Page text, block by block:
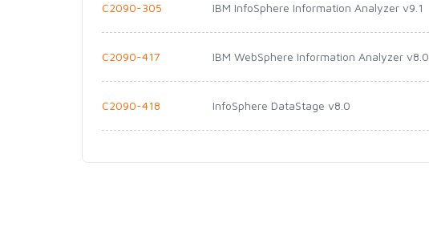
C2090-305 IBM InfoSphere Information Analyzer v9.1
C2090-417 IBM WebSphere Information Analyzer v8.0
C2090-418 InfoSphere DataStage v8.0